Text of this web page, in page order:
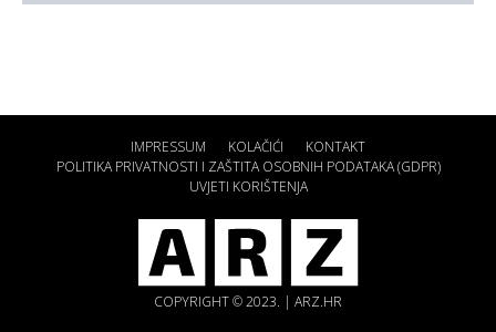
IMPRESSUM KOLAČIĆI
KONTAKT
POLITIKA PRIVATNOSTI I ZAŠTITA OSOBNIH PODATAKA (GDPR)
UVJETI KORIŠTENJA
COPYRIGHT © 2023. | ARZ.HR